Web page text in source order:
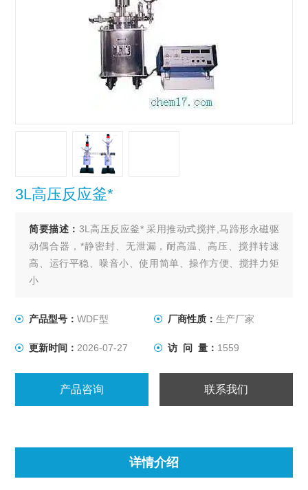
3L高压反应釜*
简要描述： 3L高压反应釜* 采用推动式搅拌,马蹄形永磁驱
动偶合器，*静密封、无泄漏，耐高温、高压、搅拌转速
高、运行平稳、噪音小、使用简单、操作方便、搅拌力矩
小
产品型号：WDF型 厂商性质： 生产厂家
更新时间： 2026-07-27 访 问 量： 1559
产品咨询 联系我们
详情介绍